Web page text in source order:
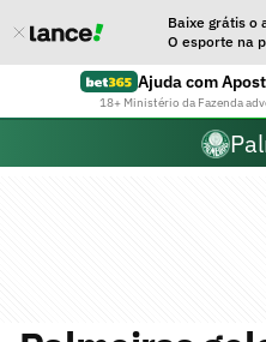
Baixe grátis o
O esporte na
Ajuda com
18+ Ministério da Fazenda